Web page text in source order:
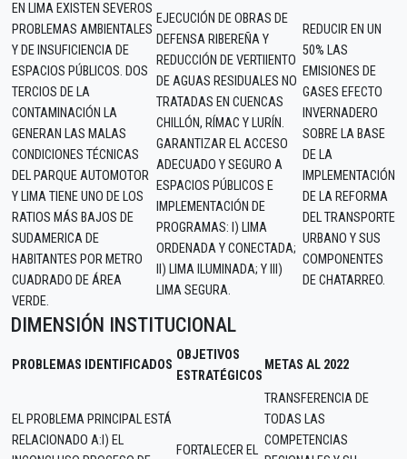
EN LIMA EXISTEN SEVEROS
PROBLEMAS AMBIENTALES
Y DE INSUFICIENCIA DE
ESPACIOS PÚBLICOS. DOS
TERCIOS DE LA
CONTAMINACIÓN LA
GENERAN LAS MALAS
CONDICIONES TÉCNICAS
DEL PARQUE AUTOMOTOR
Y LIMA TIENE UNO DE LOS
RATIOS MÁS BAJOS DE
SUDAMERICA DE
HABITANTES POR METRO
CUADRADO DE ÁREA
VERDE.
EJECUCIÓN DE OBRAS DE
DEFENSA RIBEREÑA Y
REDUCCIÓN DE VERTIIENTO
DE AGUAS RESIDUALES NO
TRATADAS EN CUENCAS
CHILLÓN, RÍMAC Y LURÍN.
GARANTIZAR EL ACCESO
ADECUADO Y SEGURO A
ESPACIOS PÚBLICOS E
IMPLEMENTACIÓN DE
PROGRAMAS: I) LIMA
ORDENADA Y CONECTADA;
II) LIMA ILUMINADA; Y III)
LIMA SEGURA.
REDUCIR EN UN
50% LAS
EMISIONES DE
GASES EFECTO
INVERNADERO
SOBRE LA BASE
DE LA
IMPLEMENTACIÓN
DE LA REFORMA
DEL TRANSPORTE
URBANO Y SUS
COMPONENTES
DE CHATARREO.
DIMENSIÓN INSTITUCIONAL
PROBLEMAS IDENTIFICADOS
OBJETIVOS
ESTRATÉGICOS
METAS AL 2022
EL PROBLEMA PRINCIPAL ESTÁ
RELACIONADO A:I) EL
FORTALECER EL
TRANSFERENCIA DE
TODAS LAS
COMPETENCIAS